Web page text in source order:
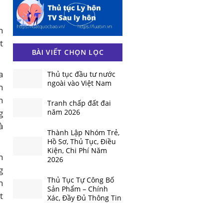
BÀI VIẾT CHỌN LỌC
Thủ tục đầu tư nước
ngoài vào Việt Nam
Tranh chấp đất đai
năm 2026
Thành Lập Nhóm Trẻ,
Hồ Sơ, Thủ Tục, Điều
Kiện, Chi Phí Năm
2026
Thủ Tục Tự Công Bố
Sản Phẩm – Chính
Xác, Đầy Đủ Thông Tin